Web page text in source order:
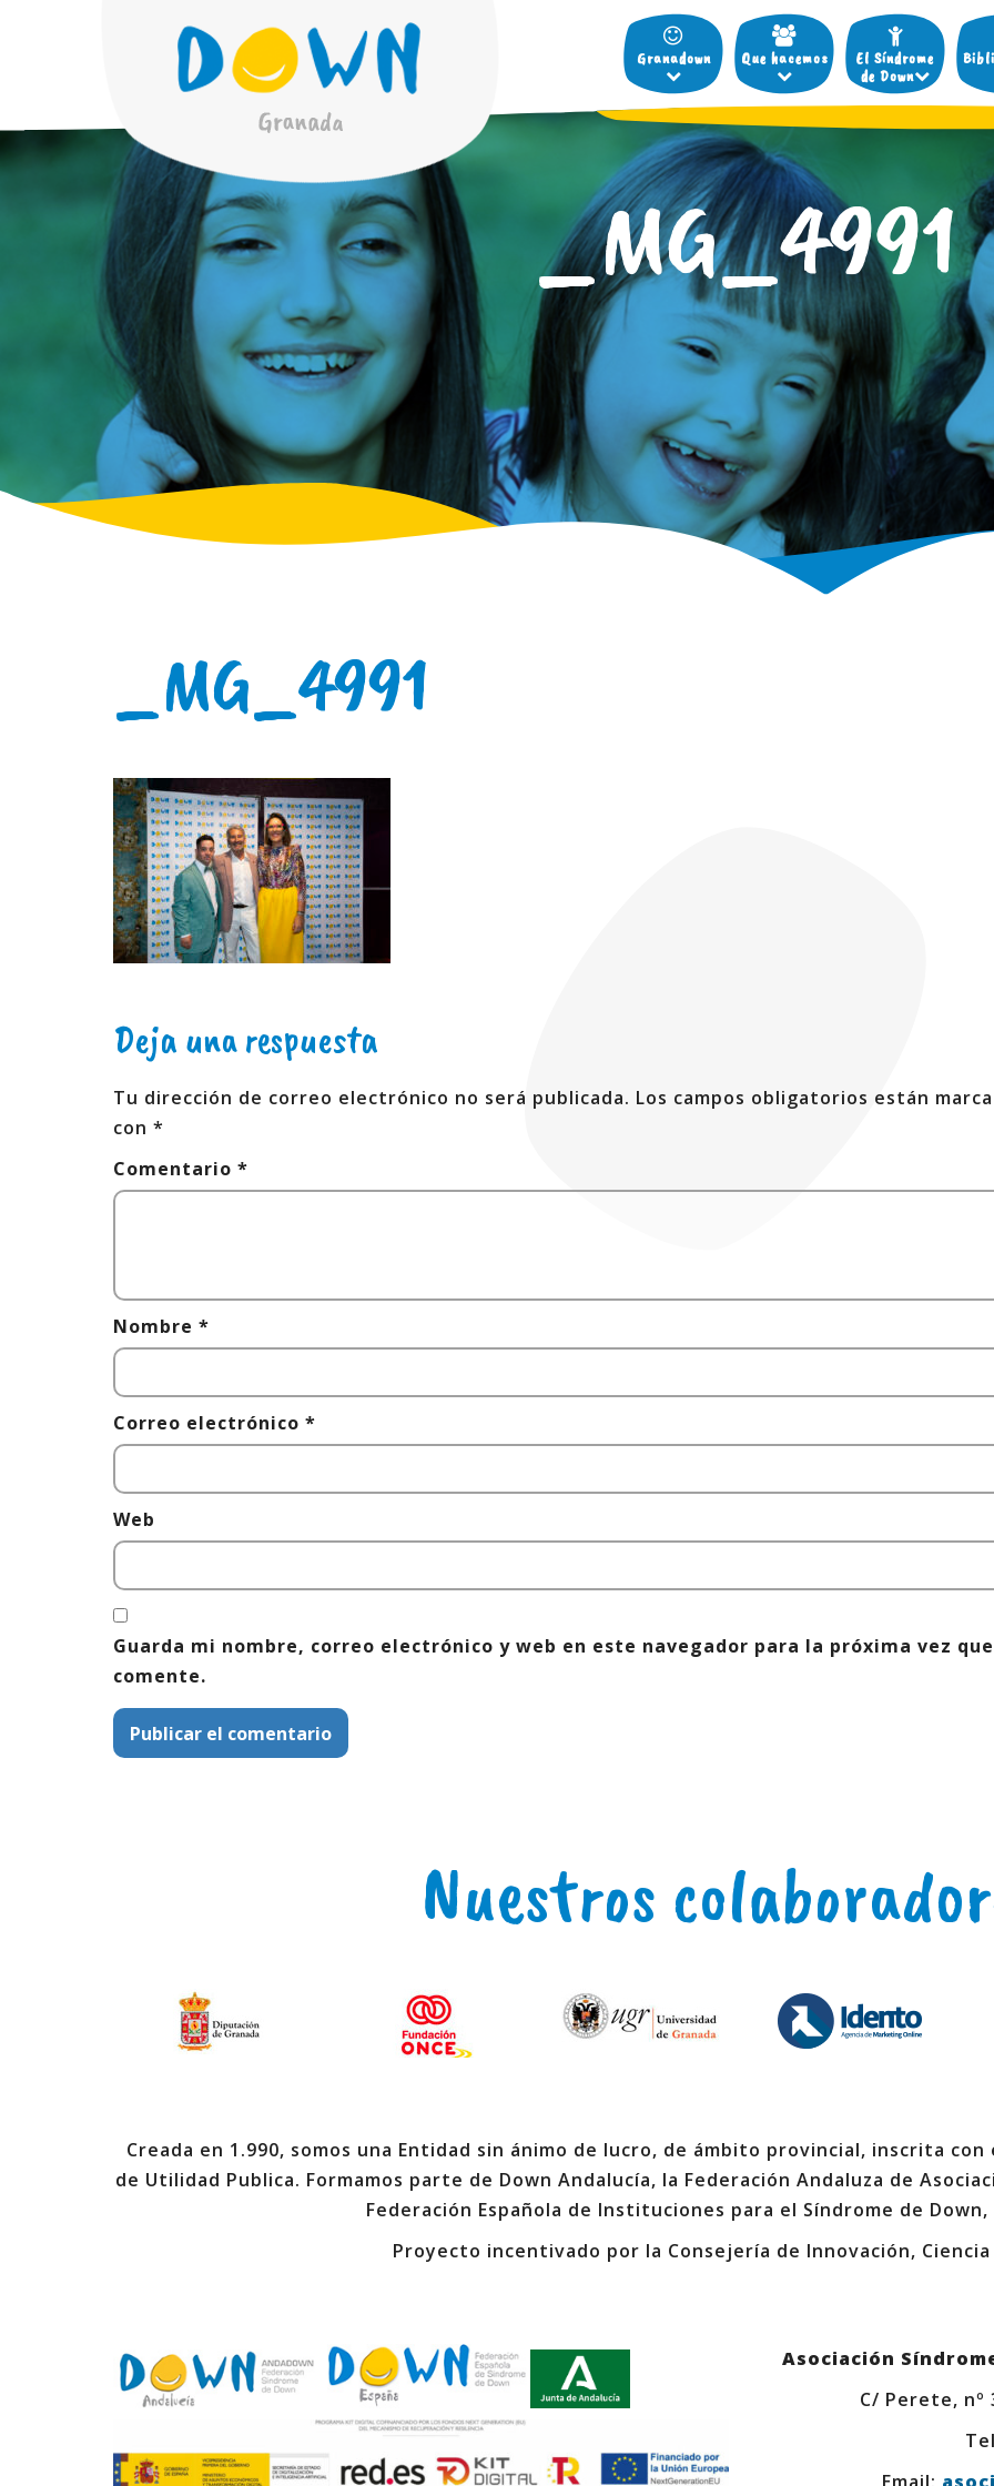
Granadown Que hacemos
El Síndrome
de Down
_MG_4991
_MG_4991
Deja una respuesta
Tu dirección de correo electrónico no será publicada. Los campos obligatorios están
con *
Comentario *
Nombre *
Correo electrónico *
Web
Guarda mi nombre, correo electrónico y web en este navegador para la próxima vez que
comente.
Nuestros
Creada en 1.990, somos una Entidad sin ánimo de lucro, de ámbito provincial, inscrita
de Utilidad Publica. Formamos parte de Down Andalucía, la Federación Andaluza de
Federación Española de Instituciones para el Síndrome de Down,
Proyecto incentivado por la Consejería de Innovación, Ciencia
Asociación
C/ Perete, nº